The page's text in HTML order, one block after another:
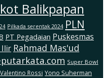
Balikpapan
Pilkada serentak 2024 PLN
PT Pegadaian Puskesmas
Ilir Rahmad Mas'ud
Super Bowl
Valentino Rossi Yono Suherman